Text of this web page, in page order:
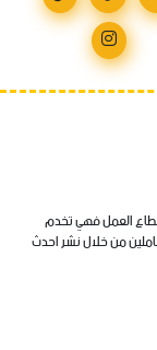
العمل فهي تخدم
من خلال نشر احدث